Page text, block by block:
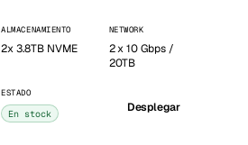
ALMACENAMIENTO
2x 3.8TB NVME
NETWORK
2 x 10 Gbps /
20TB
ESTADO
En stock Desplegar